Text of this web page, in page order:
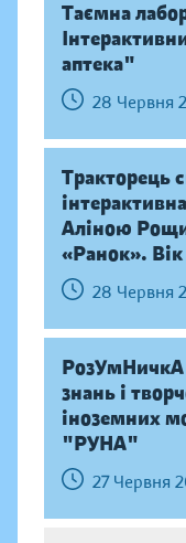
Таємна
аптека"
28 Червня
Тракторець
Аліною
«Ранок».
28 Червня
РозУмНичкА
знань і
іноземних
"РУНА"
27 Червня